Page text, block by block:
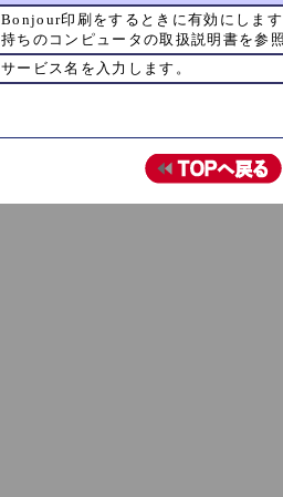
Bonjour印刷をするときに有効にしま
持ちのコンピュータの取扱説明書を参
サービス名を入力します。